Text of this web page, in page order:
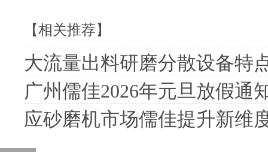
【相关推荐】
大流量出料研磨分散设备特
广州儒佳2026年元旦放假通
应砂磨机市场儒佳提升新维